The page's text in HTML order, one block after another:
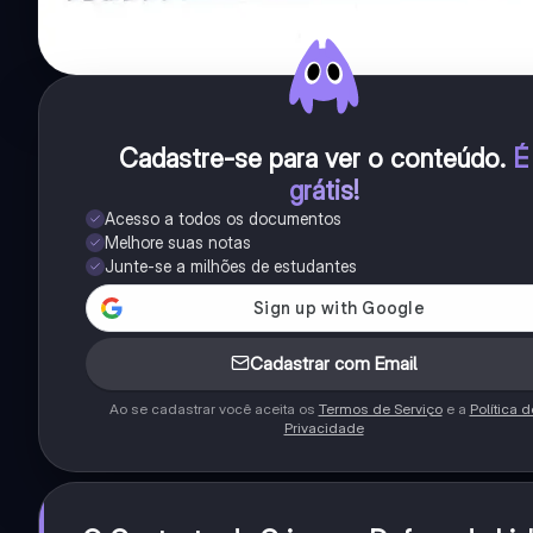
Cadastre-se para ver o conteúdo. É
grátis!
Acesso a todos os documentos
Melhore suas notas
Junte-se a milhões de estudantes
Cadastrar com Email
Ao se cadastrar você aceita os Termos de Serviçoe a Política
Privacidade